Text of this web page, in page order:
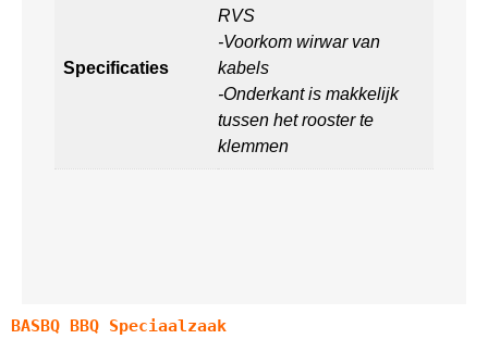
Specificaties
RVS
-Voorkom wirwar van
kabels
-Onderkant is makkelijk
tussen het rooster te
klemmen
BASBQ BBQ Speciaalzaak